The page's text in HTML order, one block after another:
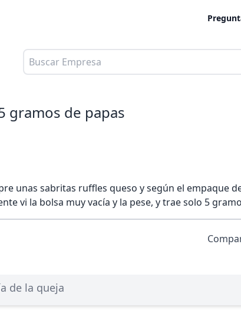
gramos de papas
unas sabritas ruffles queso y según el empaque
vi la bolsa muy vacía y la pese, y trae solo 5
de la queja